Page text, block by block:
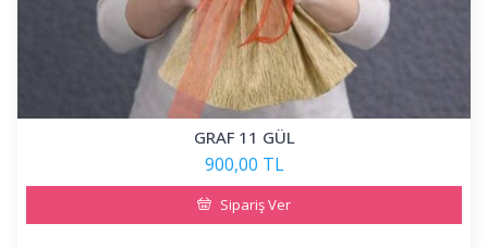
GRAF 11 GÜL
900,00 TL
Sipariş Ver